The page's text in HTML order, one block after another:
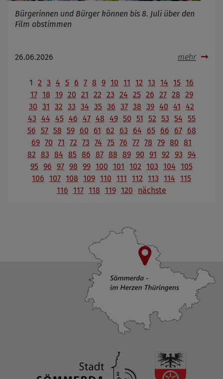
Bürgerinnen und Bürger können bis 8. Juli über den
Film abstimmen
26.06.2026 mehr
1 2 3 4 5 6 7 8 9 10 11 12 13 14 15 16
17 18 19 20 21 22 23 24 25 26 27 28 29
30 31 32 33 34 35 36 37 38 39 40 41
42
43 44 45 46 47 48 49 50 51 52 53 54 55
56 57 58 59 60 61 62 63 64 65 66 67
68
69 70 71 72 73 74 75 76 77 78 79 80 81
82 83 84 85 86 87 88 89 90 91 92 93 94
95 96 97 98 99 100 101 102 103 104 105
106 107 108 109 110 111 112 113 114 115
116 117 118 119 120 nächste